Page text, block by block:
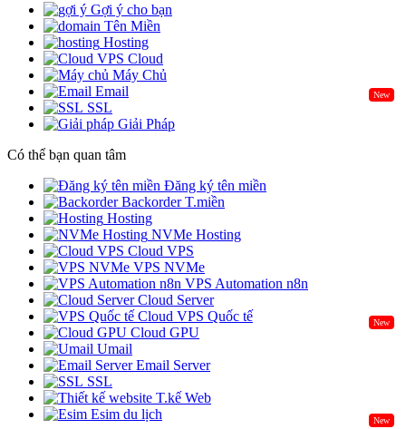
Gợi ý cho bạn
Tên Miền
Hosting
Cloud
Máy Chủ
New
Email
SSL
Giải Pháp
Có thể bạn quan tâm
Đăng ký tên miền
Backorder T.miền
Hosting
NVMe Hosting
Cloud VPS
VPS NVMe
VPS Automation n8n
Cloud Server
Cloud VPS Quốc tế
New
Cloud GPU
Umail
Email Server
SSL
T.kế Web
Esim du lịch
New